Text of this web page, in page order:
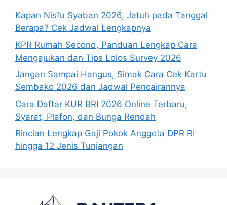
Kapan Nisfu Syaban 2026, Jatuh pada Tanggal
Berapa? Cek Jadwal Lengkapnya
KPR Rumah Second, Panduan Lengkap Cara
Mengajukan dan Tips Lolos Survey 2026
Jangan Sampai Hangus, Simak Cara Cek Kartu
Sembako 2026 dan Jadwal Pencairannya
Cara Daftar KUR BRI 2026 Online Terbaru,
Syarat, Plafon, dan Bunga Rendah
Rincian Lengkap Gaji Pokok Anggota DPR RI
hingga 12 Jenis Tunjangan